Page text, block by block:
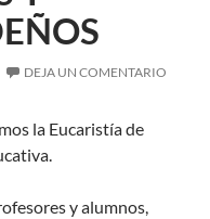
DEJA UN COMENTARIO
la Eucaristía de
y alumnos,